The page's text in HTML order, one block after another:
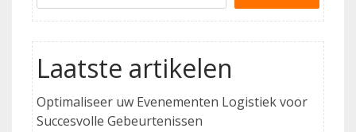
Laatste artikelen
Optimaliseer uw Evenementen Logistiek voor
Succesvolle Gebeurtenissen